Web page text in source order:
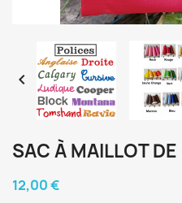

SAC À MAILLOT
12,00 €